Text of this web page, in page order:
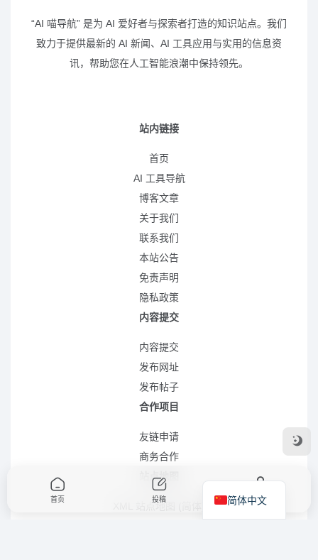
“AI 喵导航” 是为 AI 爱好者与探索者打造的知识站点。我们
致力于提供最新的 AI 新闻、AI 工具应用与实用的信息资
讯，帮助您在人工智能浪潮中保持领先。
站内链接
首页
AI 工具导航
博客文章
关于我们
联系我们
本站公告
免责声明
隐私政策
内容提交
内容提交
发布网址
发布帖子
合作项目
友链申请
商务合作
站点地图
XML 站点地图 (简体)
首页 投稿 我的
简体中文